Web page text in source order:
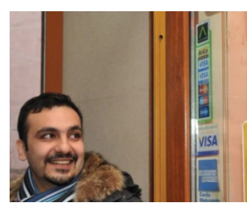
FOTOQALEREYA
İNFOQRAFIKA
KARIKATURA
OXU ZALI
AZƏRBAYCAN ƏDƏBIYYATI KITABXANASI
İSLAM VƏ DEMOKRATIYA
İZ - MƏDƏNIYYƏT PROQRAMI
HAQQIMIZDA
MISSIYAMIZ
PEŞƏ ETIKASI VƏ JURNALISTIKA STANDARTLARIMIZ
MATERIALLARIMIZDAN ISTIFADƏ
BIZI IZLƏ